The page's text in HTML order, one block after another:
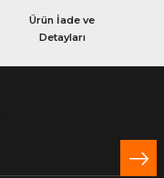
Ürün İade ve
Detayları